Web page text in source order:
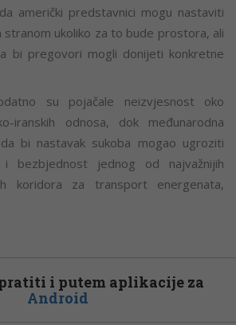
američki predstavnici mogu nastaviti
stranom ukoliko za to bude prostora, ali
bi pregovori mogli donijeti konkretne
su pojačale neizvjesnost oko
iranskih odnosa, dok međunarodna
bi nastavak sukoba mogao ugroziti
i bezbjednost jednog od najvažnijih
koridora za transport energenata,
i putem aplikacije za
Android